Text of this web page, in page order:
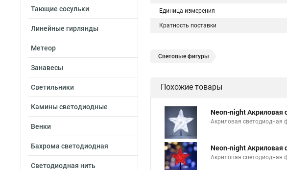
Тающие сосульки
Линейные гирлянды
Метеор
Занавесы
Светильники
Камины светодиодные
Венки
Бахрома светодиодная
Светодиодная нить
Единица измерения
Кратность поставки
Световые фигуры
Похожие товары
Neon-night Акриловая
Акриловая светодиодная
Neon-night Акриловая
Акриловая светодиодная